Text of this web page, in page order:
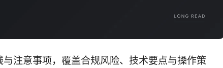
注意事项，覆盖合规风险、技术要点与操作策